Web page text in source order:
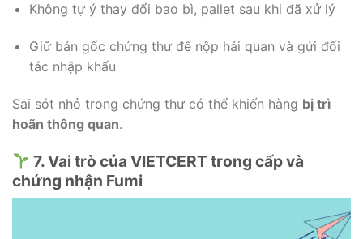
Không tự ý thay đổi bao bì, pallet sau khi đã xử lý
Giữ bản gốc chứng thư để nộp hải quan và gửi đối
tác nhập khẩu
Sai sót nhỏ trong chứng thư có thể khiến hàng bị trì
hoãn thông quan.
7. Vai trò của VIETCERT trong cấp và
chứng nhận Fumi